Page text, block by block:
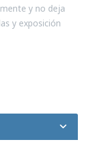
y no deja
y exposición